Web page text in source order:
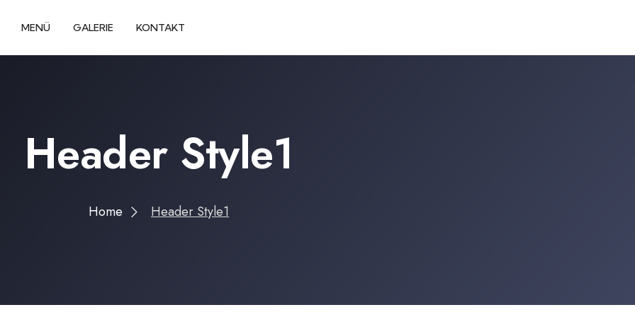
MENÜ GALERIE KONTAKT
Header Style1
Home Header Style1